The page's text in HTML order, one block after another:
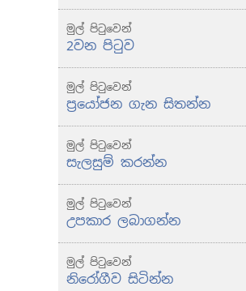
මුල් පිටුවෙන්
2වන පිටුව
මුල් පිටුවෙන්
ප්‍රයෝජන ගැන සිතන්න
මුල් පිටුවෙන්
සැලසුම් කරන්න
මුල් පිටුවෙන්
උපකාර ලබාගන්න
මුල් පිටුවෙන්
නිරෝගීව සිටින්න